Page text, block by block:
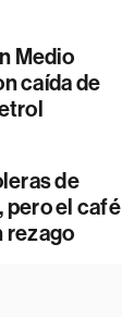
Medio
caída de
de
pero el café
rezago